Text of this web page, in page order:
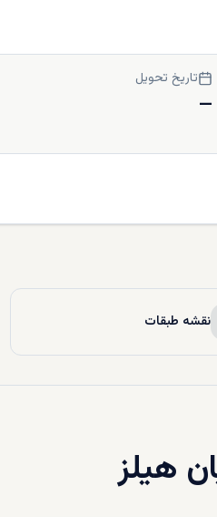
تاریخ تحویل
—
نقشه طبقات
هیلز